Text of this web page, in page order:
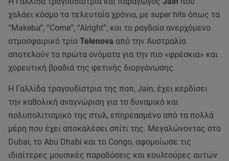
χαλάει κόσμο τα τελευταία χρόνια, με super hits όπως τα
“Makeba”, “Come”, “Alright”, και το ραγδαία ανερχόμενο
ατμοσφαιρικό τρίο Telenova από την Αυστραλία
αποτελούν τα πρώτα ονόματα για την πιο «φρέσκια» και
χορευτική βραδιά της φετινής διοργάνωσης.
Η Γαλλίδα τραγουδίστρια της ποπ, Jain, έχει κερδίσει
την καθολική αναγνώριση για το δυναμικό και
πολυπολιτισμικό της στυλ, επηρεασμένο από τα πολλά
μέρη που έχει αποκαλέσει σπίτι της. Μεγαλώνοντας στο
Dubai, το Abu Dhabi και το Congo, αφομοίωσε τις
ιδιαίτερες μουσικές παραδόσεις και κουλτούρες αυτών